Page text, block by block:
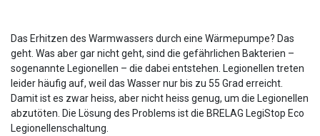
Das Erhitzen des Warmwassers durch eine Wärmepumpe? Das
geht. Was aber gar nicht geht, sind die gefährlichen Bakterien –
sogenannte Legionellen – die dabei entstehen. Legionellen treten
leider häufig auf, weil das Wasser nur bis zu 55 Grad erreicht.
Damit ist es zwar heiss, aber nicht heiss genug, um die Legionellen
abzutöten. Die Lösung des Problems ist die BRELAG LegiStop Eco
Legionellenschaltung.